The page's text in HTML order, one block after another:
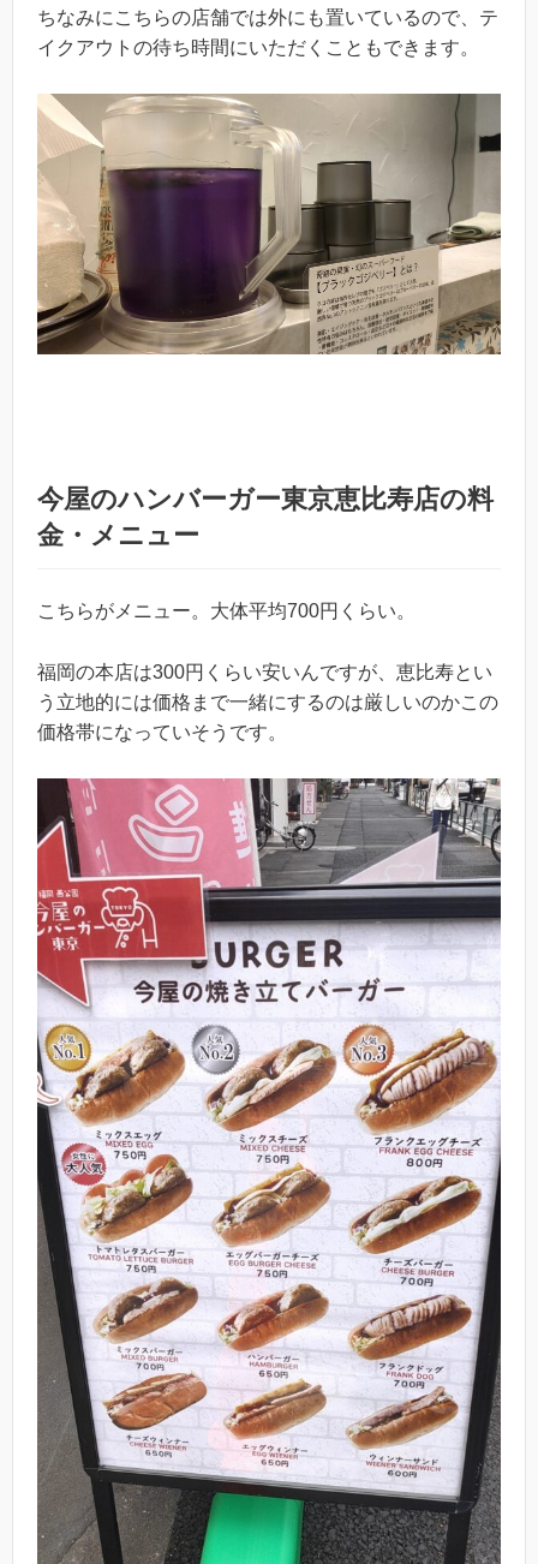
ちなみにこちらの店舗では外にも置いているので、テ
イクアウトの待ち時間にいただくこともできます。
今屋のハンバーガー東京恵比寿店の料
金・メニュー
こちらがメニュー。大体平均700円くらい。
福岡の本店は300円くらい安いんですが、恵比寿とい
う立地的には価格まで一緒にするのは厳しいのかこの
価格帯になっていそうです。